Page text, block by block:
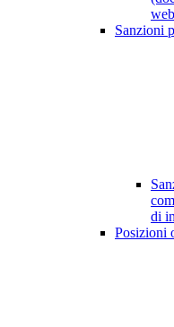
Sanzioni
di
Posizioni